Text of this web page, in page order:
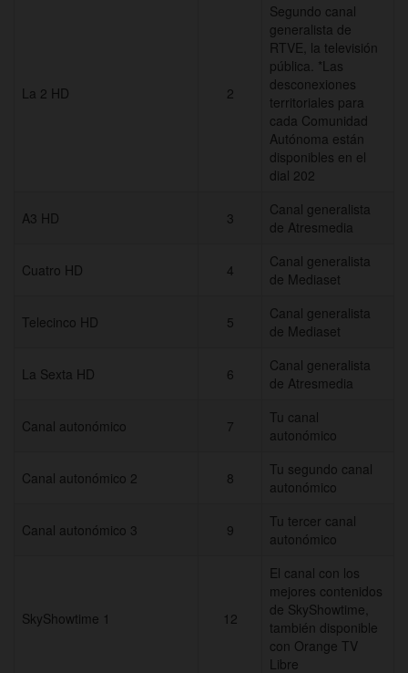
La 2 HD 2
Segundo canal
generalista de
RTVE, la televisión
pública. *Las
desconexiones
territoriales para
cada Comunidad
Autónoma están
disponibles en el
dial 202
A3 HD 3
Canal generalista
de Atresmedia
Cuatro HD 4
Canal generalista
de Mediaset
Telecinco HD 5
Canal generalista
de Mediaset
La Sexta HD 6
Canal generalista
de Atresmedia
Canal autonómico 7
Tu canal
autonómico
Canal autonómico 2 8
Tu segundo canal
autonómico
Canal autonómico 3 9
Tu tercer canal
autonómico
SkyShowtime 1 12
El canal con los
mejores contenidos
de SkyShowtime,
también disponible
con Orange TV
Libre